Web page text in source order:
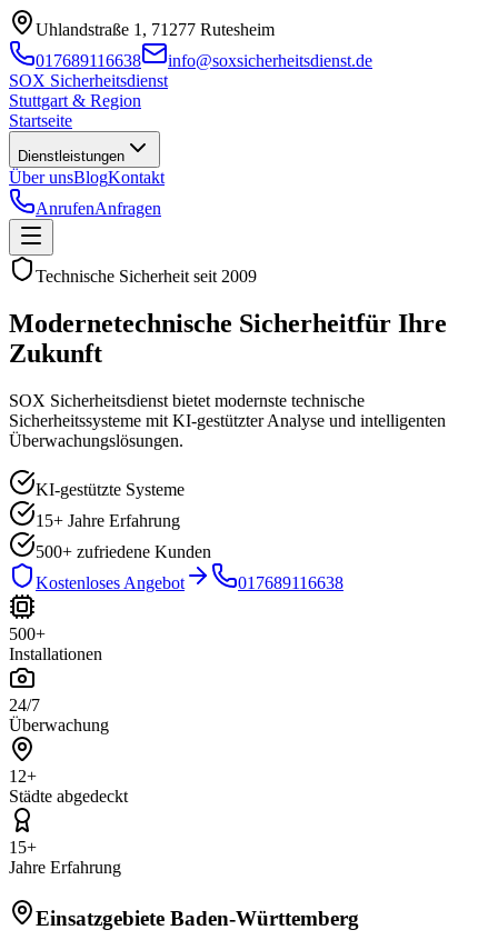
Uhlandstraße 1, 71277 Rutesheim
017689116638
info@soxsicherheitsdienst.de
SOX Sicherheitsdienst
Stuttgart & Region
Startseite
Dienstleistungen
Über unsBlogKontakt
AnrufenAnfragen
Technische Sicherheit seit 2009
Modernetechnische Sicherheitfür Ihre
Zukunft
SOX Sicherheitsdienst bietet modernste technische
Sicherheitssysteme mit KI-gestützter Analyse und intelligenten
Überwachungslösungen.
KI-gestützte Systeme
15+ Jahre Erfahrung
500+ zufriedene Kunden
Kostenloses Angebot
017689116638
500+
Installationen
24/7
Überwachung
12+
Städte abgedeckt
15+
Jahre Erfahrung
Einsatzgebiete Baden-Württemberg